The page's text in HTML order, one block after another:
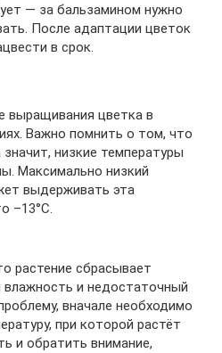
— за бальзамином нужно
После адаптации цветок
в срок.
выращивания цветка в
Важно помнить о том, что
низкие температуры
Максимально низкий
выдерживать эта
–13°С.
растение сбрасывает
и недостаточный
вначале необходимо
при которой растёт
и обратить внимание,